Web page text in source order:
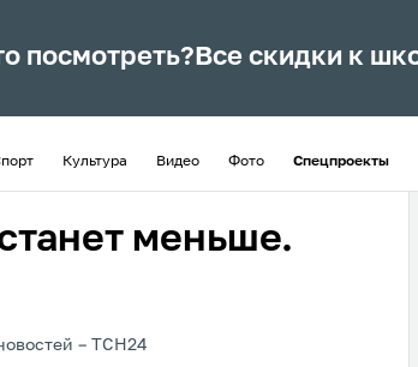
посмотреть? Все скидки к
Культура Видео Фото Спецпроекты
меньше.
ТСН24